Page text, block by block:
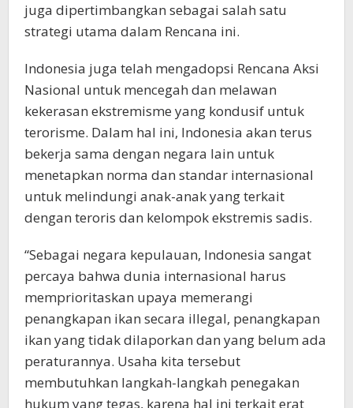
juga dipertimbangkan sebagai salah satu
strategi utama dalam Rencana ini.
Indonesia juga telah mengadopsi Rencana Aksi
Nasional untuk mencegah dan melawan
kekerasan ekstremisme yang kondusif untuk
terorisme. Dalam hal ini, Indonesia akan terus
bekerja sama dengan negara lain untuk
menetapkan norma dan standar internasional
untuk melindungi anak-anak yang terkait
dengan teroris dan kelompok ekstremis sadis.
“Sebagai negara kepulauan, Indonesia sangat
percaya bahwa dunia internasional harus
memprioritaskan upaya memerangi
penangkapan ikan secara illegal, penangkapan
ikan yang tidak dilaporkan dan yang belum ada
peraturannya. Usaha kita tersebut
membutuhkan langkah-langkah penegakan
hukum yang tegas, karena hal ini terkait erat